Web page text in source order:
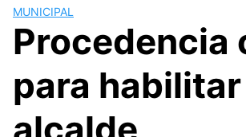
MUNICIPAL
Procedencia
para